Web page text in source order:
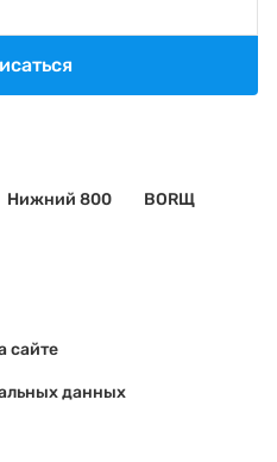
Нижний 800 BORЩ
сайте
данных